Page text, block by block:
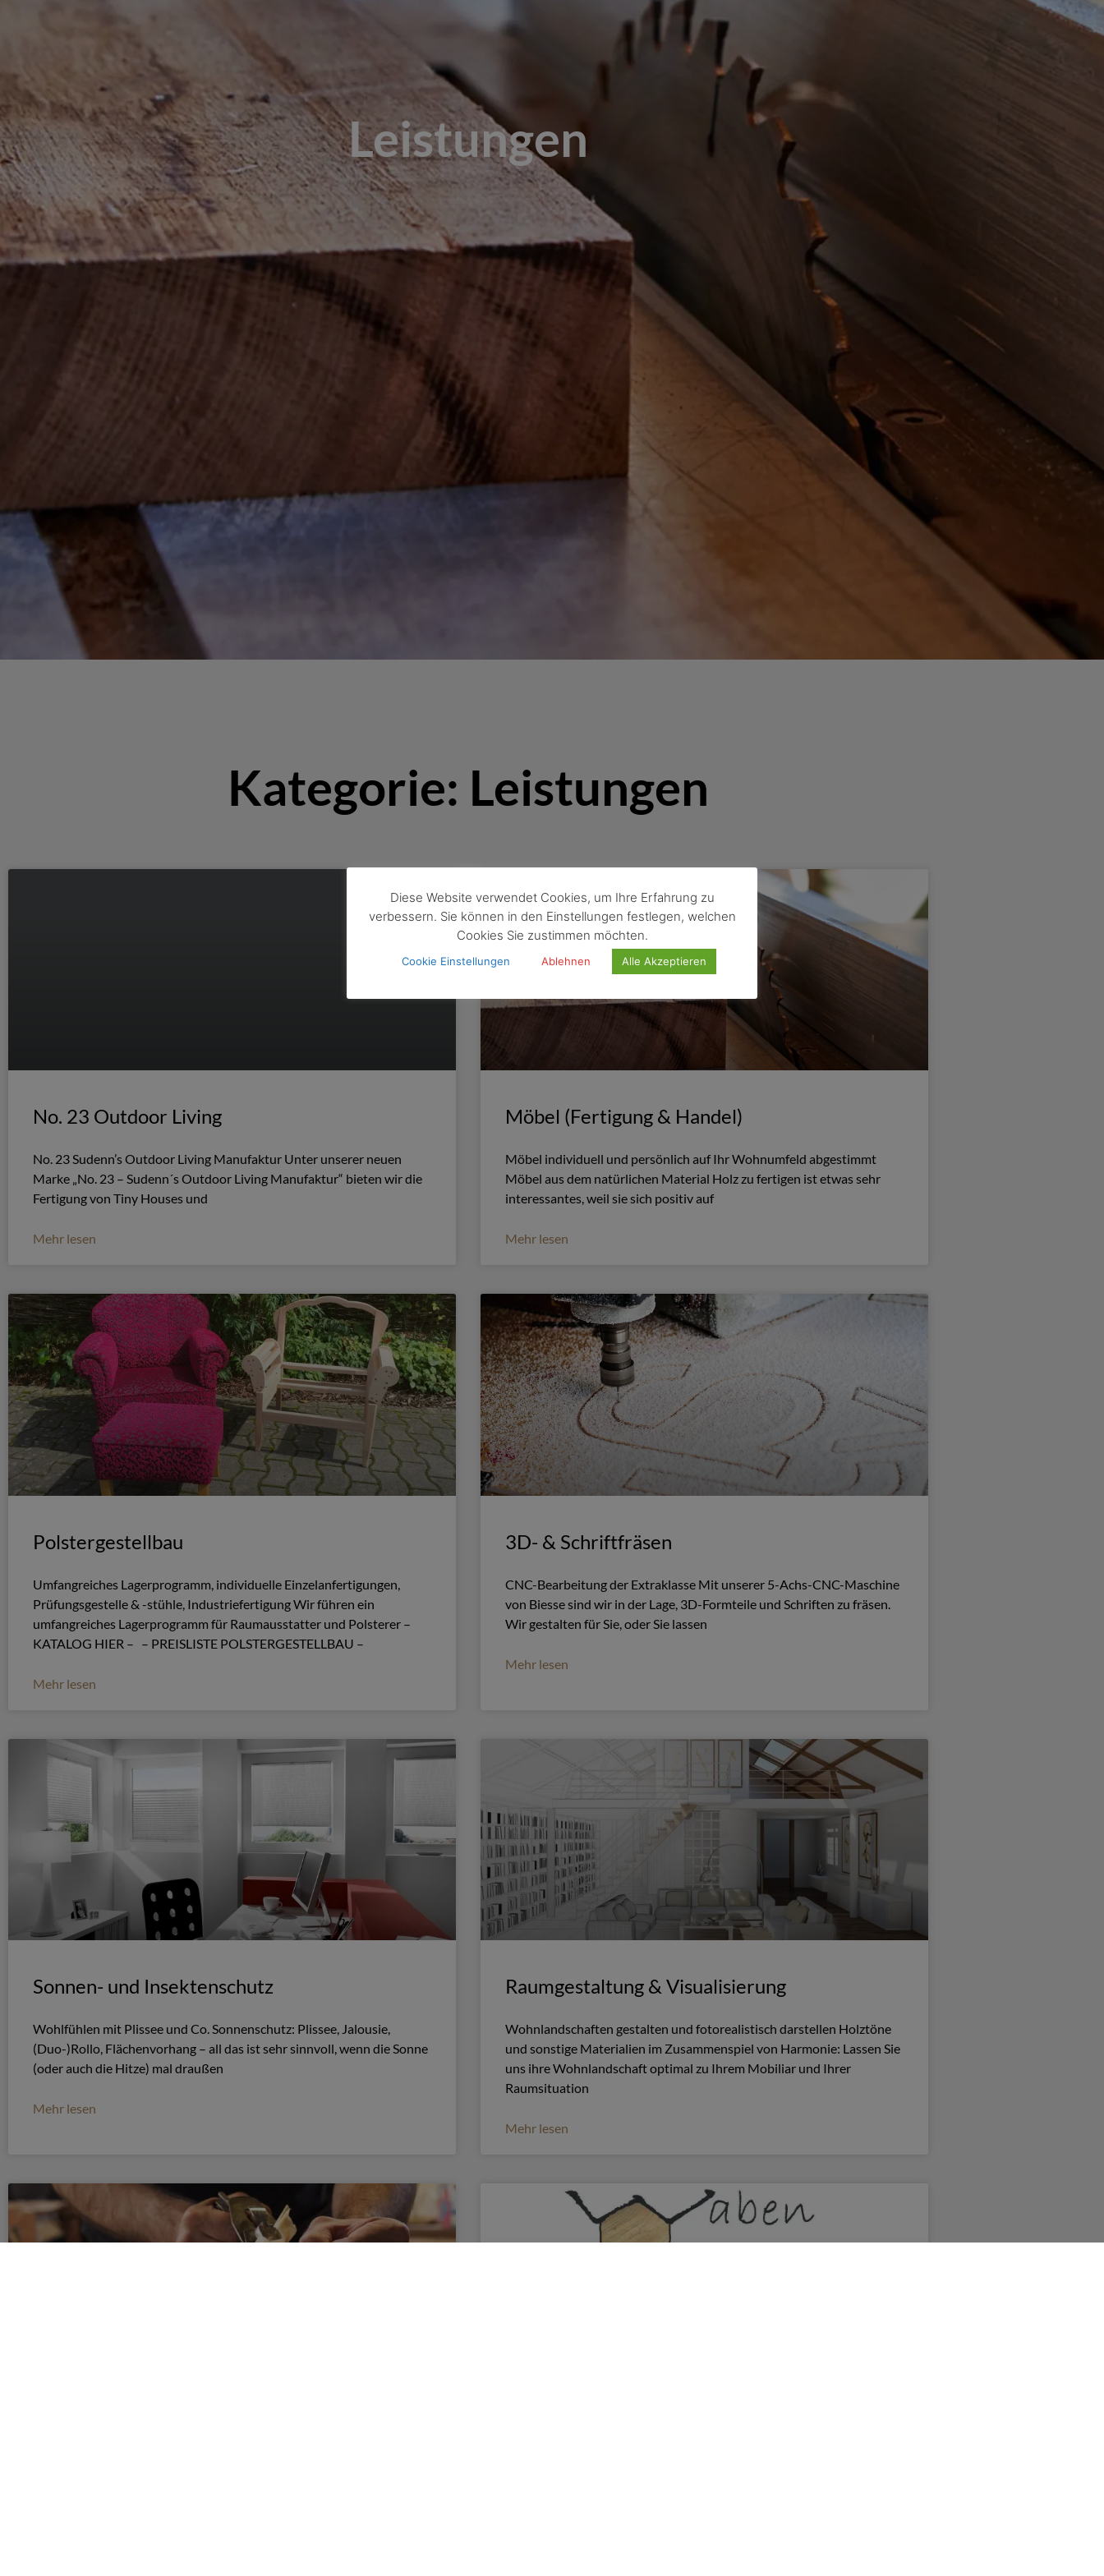
Leistungen
Kategorie: Leistungen
No. 23 Outdoor Living
No. 23 Sudenn’s Outdoor Living Manufaktur Unter unserer neuen
Marke „No. 23 – Sudenn´s Outdoor Living Manufaktur“ bieten wir die
Fertigung von Tiny Houses und
Mehr lesen
Möbel (Fertigung & Handel)
Möbel individuell und persönlich auf Ihr Wohnumfeld abgestimmt
Möbel aus dem natürlichen Material Holz zu fertigen ist etwas sehr
interessantes, weil sie sich positiv auf
Mehr lesen
Polstergestellbau
Umfangreiches Lagerprogramm, individuelle Einzelanfertigungen,
Prüfungsgestelle & -stühle, Industriefertigung Wir führen ein
umfangreiches Lagerprogramm für Raumausstatter und Polsterer –
KATALOG HIER – – PREISLISTE POLSTERGESTELLBAU –
Mehr lesen
3D- & Schriftfräsen
CNC-Bearbeitung der Extraklasse Mit unserer 5-Achs-CNC-Maschine
von Biesse sind wir in der Lage, 3D-Formteile und Schriften zu fräsen.
Wir gestalten für Sie, oder Sie lassen
Mehr lesen
Sonnen- und Insektenschutz
Wohlfühlen mit Plissee und Co. Sonnenschutz: Plissee, Jalousie,
(Duo-)Rollo, Flächenvorhang – all das ist sehr sinnvoll, wenn die Sonne
(oder auch die Hitze) mal draußen
Mehr lesen
Raumgestaltung & Visualisierung
Wohnlandschaften gestalten und fotorealistisch darstellen Holztöne
und sonstige Materialien im Zusammenspiel von Harmonie: Lassen Sie
uns ihre Wohnlandschaft optimal zu Ihrem Mobiliar und Ihrer
Raumsituation
Mehr lesen
Diese Website verwendet Cookies, um Ihre Erfahrung zu
verbessern. Sie können in den Einstellungen festlegen, welchen
Cookies Sie zustimmen möchten.
Cookie Einstellungen Ablehnen Alle Akzeptieren